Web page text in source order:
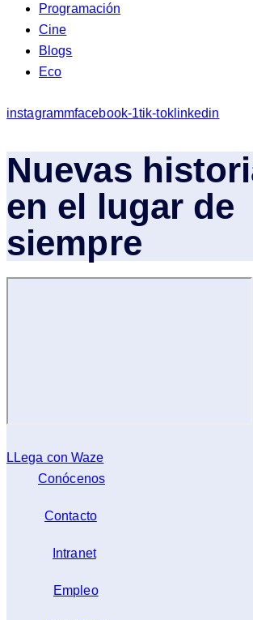
Programación
Cine
Blogs
Eco
instagrammfacebook-1tik-toklinkedin
Nuevas
en el lugar de
siempre
LLega con Waze
Conócenos
Contacto
Intranet
Empleo